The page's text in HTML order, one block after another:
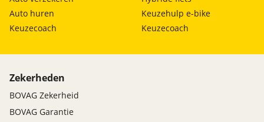
Auto huren
Keuzecoach
Keuzehulp e-bike
Keuzecoach
Zekerheden
BOVAG Zekerheid
BOVAG Garantie